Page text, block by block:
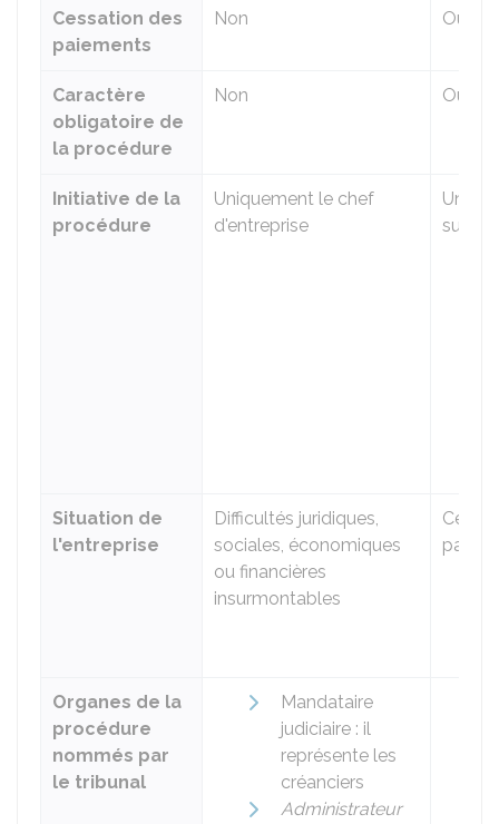
Cessation des
paiements
Non Oui
Caractère
obligatoire de
la procédure
Non Oui
Initiative de la
procédure
Uniquement le chef
d'entreprise
Une
Situation de
l'entreprise
Difficultés juridiques,
sociales, économiques
ou financières
insurmontables
Organes de la
procédure
nommés par
le tribunal
Mandataire
judiciaire : il
représente les
créanciers
Administrateur